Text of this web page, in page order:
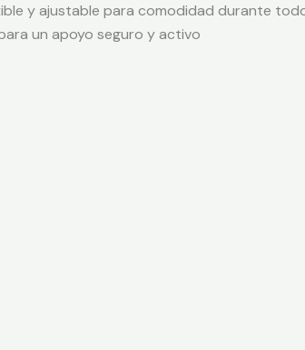
y ajustable para comodidad durante
un apoyo seguro y activo